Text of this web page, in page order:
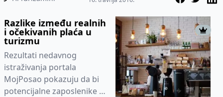
Razlike između realnih
i očekivanih plaća u
turizmu
Rezultati nedavnog
istraživanja portala
MojPosao pokazuju da bi
potencijalne zaposlenike u